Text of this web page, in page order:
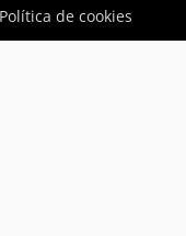
Política de cookies